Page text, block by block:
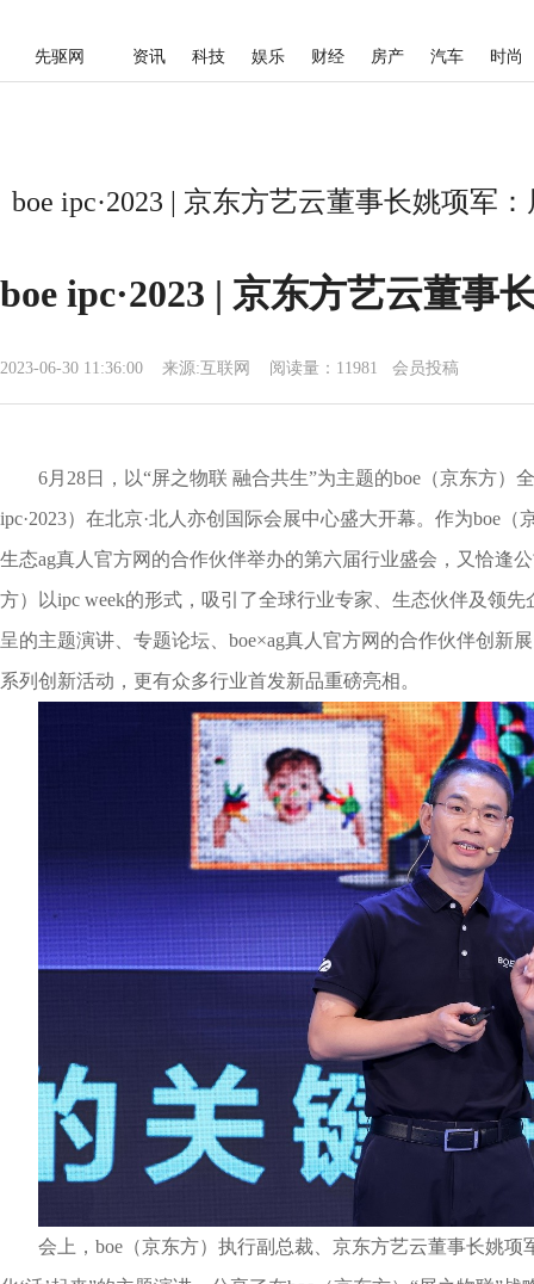
先驱网 资讯 科技 娱乐 财经 房产 汽车 时尚
boe ipc·2023 | 京东方艺云董事长姚项军
boe ipc·2023 | 京东方艺云董事
2023-06-30 11:36:00 来源:互联网 阅读量：11981 会员投稿
6月28日，以“屏之物联 融合共生”为主题的boe（京东方）
ipc·2023）在北京·北人亦创国际会展中心盛大开幕。作为boe
生态ag真人官方网的合作伙伴举办的第六届行业盛会，又恰逢
方）以ipc week的形式，吸引了全球行业专家、生态伙伴及领
呈的主题演讲、专题论坛、boe×ag真人官方网的合作伙伴创新
系列创新活动，更有众多行业首发新品重磅亮相。
会上，boe（京东方）执行副总裁、京东方艺云董事长姚项